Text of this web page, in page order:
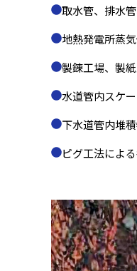
取水管、排水
地熱発電所蒸
製錬工場、製
水道管内スケ
下水道管内堆
ピグ工法によ